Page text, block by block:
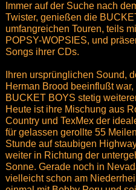
Immer auf der Suche nach
Twister, genießen die
umfangreichen Touren, teils
POPSY-WOPSIES, und
Songs ihrer CDs.
Ihren ursprünglichen Sound,
Herman Brood beeinflußt
BUCKET BOYS stetig
Heute ist ihre Mischung aus
Country und TexMex der
für gelassen gerollte 55
Stunde auf staubigen
weiter in Richtung der
Sonne. Gerade noch in
vielleicht schon am